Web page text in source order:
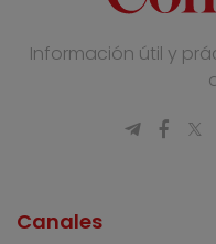
Información útil y
Canales